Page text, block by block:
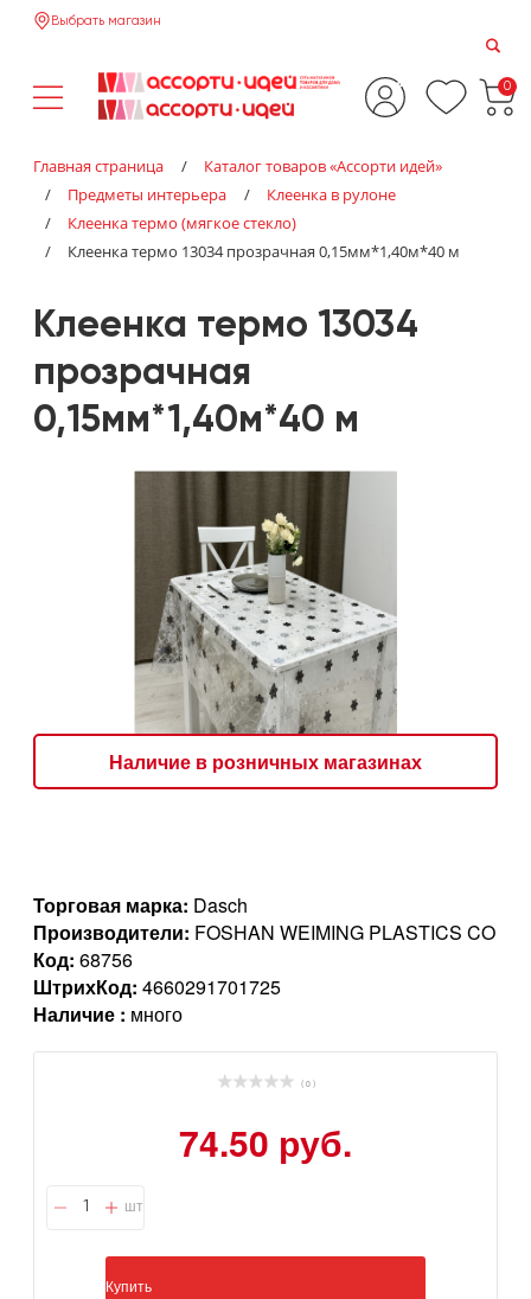
Выбрать магазин
0
Главная страница /
Каталог товаров «‎Ассорти идей»‎
/
Предметы интерьера /
Клеенка в рулоне
/
Клеенка термо (мягкое стекло)
/
Клеенка термо 13034 прозрачная 0,15мм*1,40м*40 м
Клеенка термо 13034
прозрачная
0,15мм*1,40м*40 м
Наличие в розничных магазинах
Торговая марка: Dasch
Производители: FOSHAN WEIMING PLASTICS CO
Код: 68756
ШтрихКод: 4660291701725
Наличие : много
( 0 )
74.50 руб.
шт
Купить